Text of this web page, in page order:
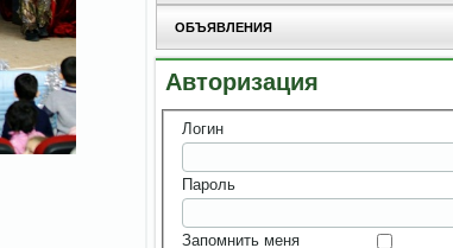
ОБЪЯВЛЕНИЯ
Авторизация
Логин
Пароль
Запомнить меня